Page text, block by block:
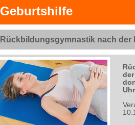
Geburtshilfe
Rückbildungsgymnastik nach der
Uhr